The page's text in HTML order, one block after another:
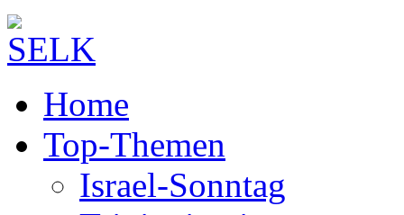
Home
Top-Themen
Israel-Sonntag